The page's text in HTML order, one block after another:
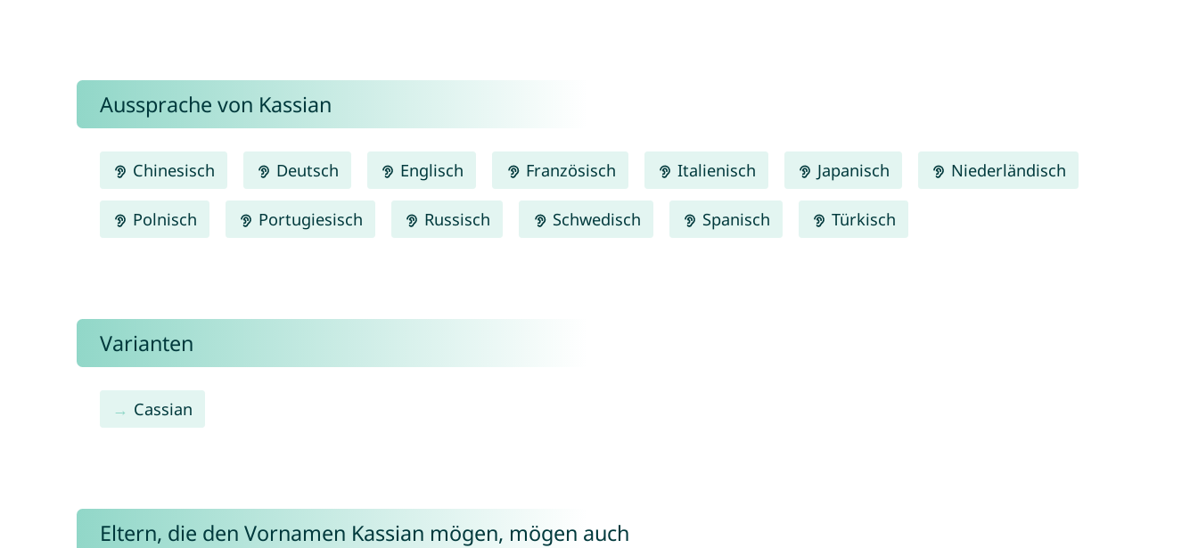
Aussprache von Kassian
Chinesisch Deutsch Englisch Französisch Italienisch Japanisch Niederländisch
Polnisch Portugiesisch Russisch Schwedisch Spanisch Türkisch
Varianten
Cassian
Eltern, die den Vornamen Kassian mögen, mögen auch